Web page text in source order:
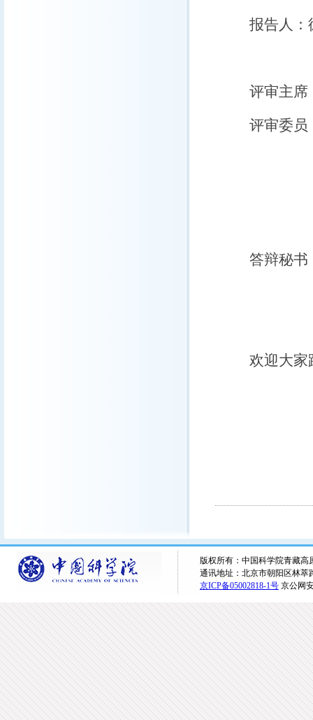
报告人
评审主
评审委
答辩秘
欢迎大家
版权所有：中国科学院青藏高
通讯地址：北京市朝阳区林萃
京ICP备05002818-1号 京公网